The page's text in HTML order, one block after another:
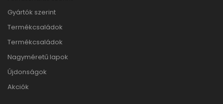
Gyártók szerint
Termékcsaládok
Termékcsaládok
Nagyméretű lapok
Újdonságok
Akciók